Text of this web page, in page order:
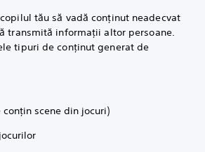
tău să vadă conținut neadecvat
transmită informații altor persoane.
tipuri de conținut generat de
scene din jocuri)